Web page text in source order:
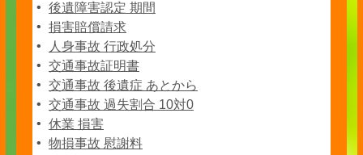
後遺障害認定 期間
損害賠償請求
人身事故 行政処分
交通事故証明書
交通事故 後遺症 あとから
交通事故 過失割合 10対0
休業 損害
物損事故 慰謝料